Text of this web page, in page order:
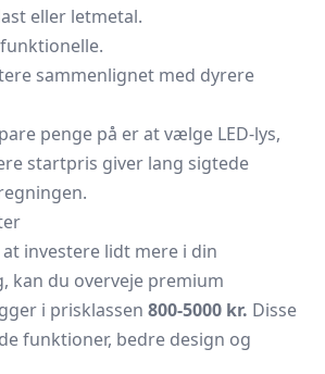
eller letmetal.
sammenlignet med dyrere
penge på er at vælge LED-lys,
startpris giver lang sigtede
investere lidt mere i din
kan du overveje premium
i prisklassen 800-5000 kr. Disse
funktioner, bedre design og